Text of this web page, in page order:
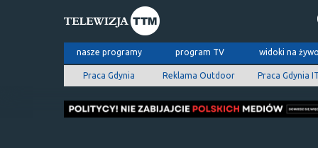
nasze programy program TV widoki na
Praca Gdynia Reklama Outdoor Praca Gdynia